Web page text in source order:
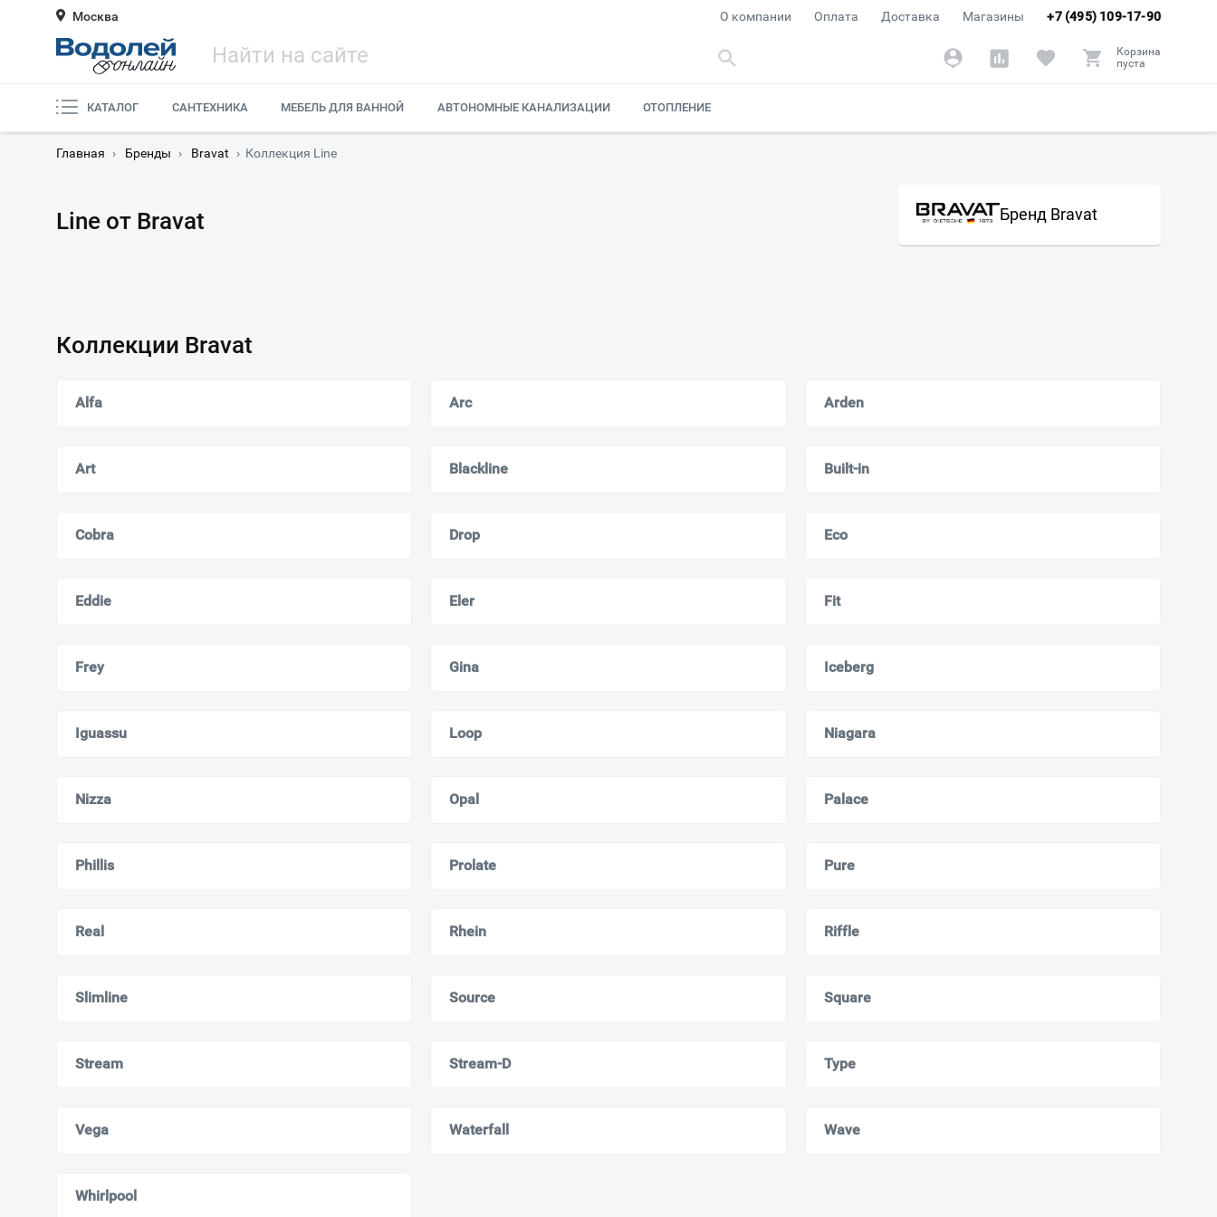
Москва +7 (495) 109-17-90
О компании Оплата Доставка Магазины
Корзина
пуста
КАТАЛОГ САНТЕХНИКА МЕБЕЛЬ ДЛЯ ВАННОЙ АВТОНОМНЫЕ КАНАЛИЗАЦИИ ОТОПЛЕНИЕ
Главная › Бренды › Bravat › Коллекция Line
Line от Bravat Бренд Bravat
Коллекции Bravat
Alfa Arc Arden
Art Blackline Built-in
Cobra Drop Eco
Eddie Eler Fit
Frey Gina Iceberg
Iguassu Loop Niagara
Nizza Opal Palace
Phillis Prolate Pure
Real Rhein Riffle
Slimline Source Square
Stream Stream-D Type
Vega Waterfall Wave
Whirlpool